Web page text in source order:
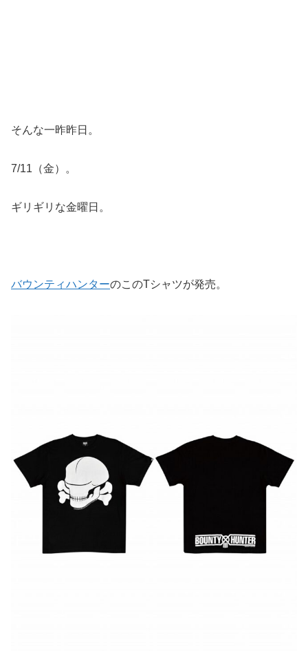
そんな一昨昨日。
7/11（金）。
ギリギリな金曜日。
バウンティハンターのこのTシャツが発売。